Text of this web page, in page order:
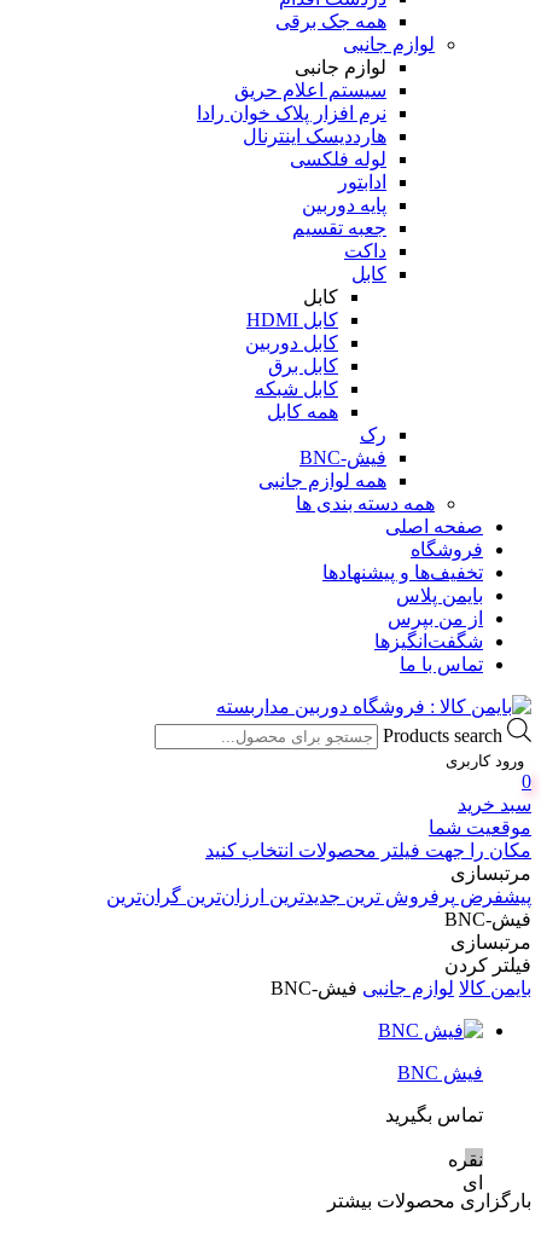
همه جک برقی
لوازم جانبی
لوازم جانبی
سیستم اعلام حریق
نرم افزار پلاک خوان رادا
هارددیسک اینترنال
لوله فلکسی
ادابتور
پایه دوربین
جعبه تقسیم
داکت
کابل
کابل
کابل HDMI
کابل دوربین
کابل برق
کابل شبکه
همه کابل
رک
فیش-BNC
همه لوازم جانبی
همه دسته بندی ها
صفحه اصلی
فروشگاه
تخفیف‌ها و پیشنهادها
بایمن پلاس
از من بپرس
شگفت‌انگیزها
تماس با ما
Products search
ورود کاربری
0
سبد خرید
موقعیت شما
مکان را جهت فیلتر محصولات انتخاب کنید
مرتبسازی
پیشفرض پرفروش ترین جدیدترین ارزان‌ترین گران‌ترین
فیش-BNC
مرتبسازی
فیلتر کردن
بایمن کالا لوازم جانبی فیش-BNC
فیش BNC
تماس بگیرید
نقره
ای
بارگزاری محصولات بیشتر